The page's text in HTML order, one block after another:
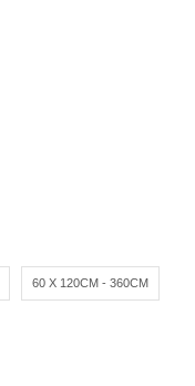
60 X 120CM - 360CM